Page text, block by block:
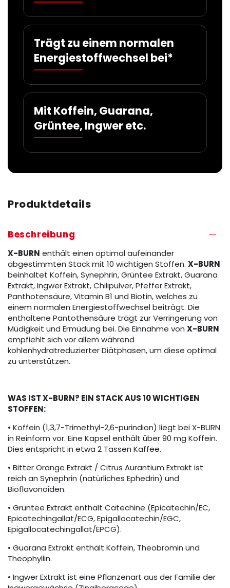
Trägt zu einem normalen
Energiestoffwechsel bei*
Mit Koffein, Guarana,
Grüntee, Ingwer etc.
Produktdetails
Beschreibung
X-BURN enthält einen optimal aufeinander
abgestimmten Stack mit 10 wichtigen Stoffen. X-BURN
beinhaltet Koffein, Synephrin, Grüntee Extrakt, Guarana
Extrakt, Ingwer Extrakt, Chilipulver, Pfeffer Extrakt,
Panthotensäure, Vitamin B1 und Biotin, welches zu
einem normalen Energiestoffwechsel beiträgt. Die
enthaltene Pantothensäure trägt zur Verringerung von
Müdigkeit und Ermüdung bei. Die Einnahme von X-BURN
empfiehlt sich vor allem während
kohlenhydratreduzierter Diätphasen, um diese optimal
zu unterstützen.
WAS IST X-BURN? EIN STACK AUS 10 WICHTIGEN
STOFFEN:
• Koffein (1,3,7-Trimethyl-2,6-purindion) liegt bei X-BURN
in Reinform vor. Eine Kapsel enthält über 90 mg Koffein.
Dies entspricht in etwa 2 Tassen Kaffee.
• Bitter Orange Extrakt / Citrus Aurantium Extrakt ist
reich an Synephrin (natürliches Ephedrin) und
Bioflavonoiden.
• Grüntee Extrakt enthält Catechine (Epicatechin/EC,
Epicatechingallat/ECG, Epigallocatechin/EGC,
Epigallocatechingallat/EPCG).
• Guarana Extrakt enthält Koffein, Theobromin und
Theophyllin.
• Ingwer Extrakt ist eine Pflanzenart aus der Familie der